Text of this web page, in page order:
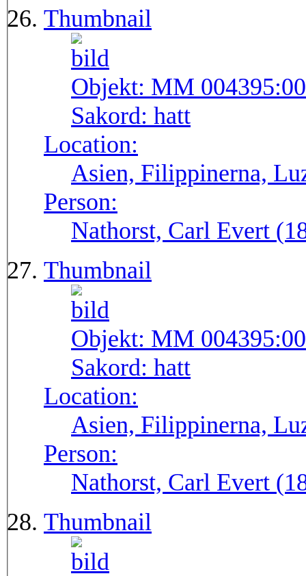
Thumbnail
Objekt: MM
Sakord: hatt
Location:
Asien, Filippinerna,
Person:
Nathorst, Carl Evert
Thumbnail
Objekt: MM
Sakord: hatt
Location:
Asien, Filippinerna,
Person:
Nathorst, Carl Evert
Thumbnail